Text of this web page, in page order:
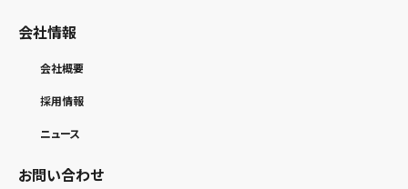
会社情報
会社概要
採用情報
ニュース
お問い合わせ